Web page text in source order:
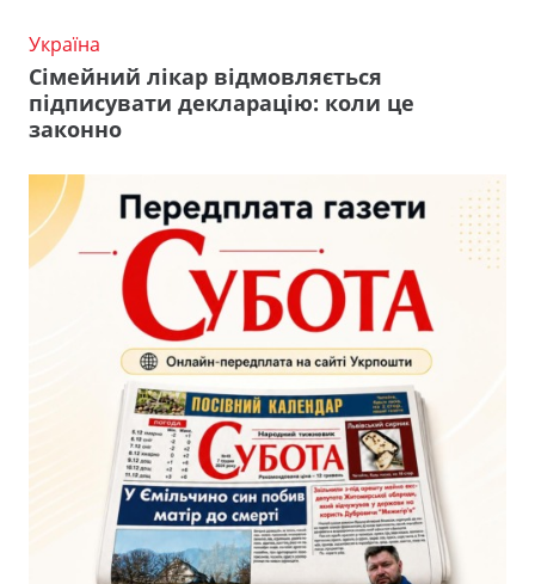
Україна
Сімейний лікар відмовляється
підписувати декларацію: коли це
законно